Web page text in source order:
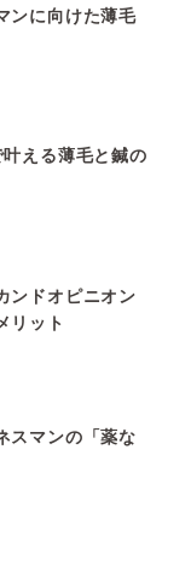
ンに向けた薄毛
える薄毛と鍼の
ンドオピニオン
リット
スマンの「薬な